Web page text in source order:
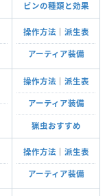
ビンの種類と効果
操作方法 派生表
アーティア装備
操作方法 派生表
アーティア装備
猟虫おすすめ
操作方法 派生表
アーティア装備